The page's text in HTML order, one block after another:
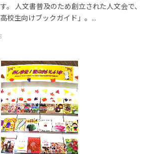
。 人文書普及のため創立された人文会で、
校生向けブックガイド」。...